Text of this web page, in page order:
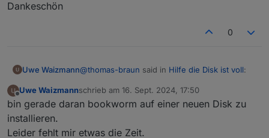
Dankeschön
0
Uwe Waizmann@thomas-braun said in Hilfe die Disk ist voll:
@uwe-waizmann
mussten, weil die nicht wiederherstellbar
Uwe Waizmannschrieb am 16. Sept. 2024, 17:50
zuletzt editiert von
bin gerade daran bookworm auf einer neuen Disk zu
installieren.
Leider fehlt mir etwas die Zeit.